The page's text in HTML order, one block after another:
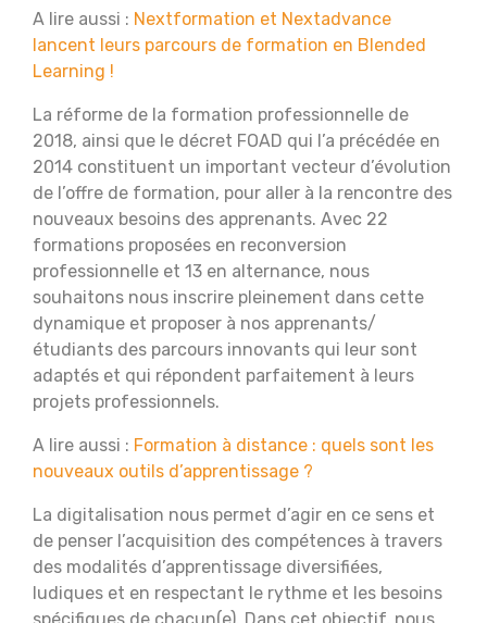
A lire aussi : Nextformation et Nextadvance
lancent leurs parcours de formation en Blended
Learning !
La réforme de la formation professionnelle de
2018, ainsi que le décret FOAD qui l’a précédée en
2014 constituent un important vecteur d’évolution
de l’offre de formation, pour aller à la rencontre des
nouveaux besoins des apprenants. Avec 22
formations proposées en reconversion
professionnelle et 13 en alternance, nous
souhaitons nous inscrire pleinement dans cette
dynamique et proposer à nos apprenants/
étudiants des parcours innovants qui leur sont
adaptés et qui répondent parfaitement à leurs
projets professionnels.
A lire aussi : Formation à distance : quels sont les
nouveaux outils d’apprentissage ?
La digitalisation nous permet d’agir en ce sens et
de penser l’acquisition des compétences à travers
des modalités d’apprentissage diversifiées,
ludiques et en respectant le rythme et les besoins
spécifiques de chacun(e). Dans cet objectif, nous